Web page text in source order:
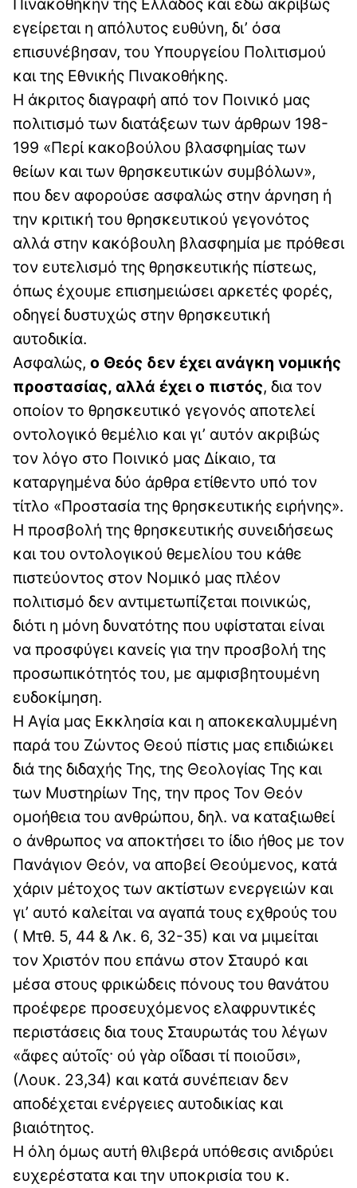
εγείρεται η απόλυτος ευθύνη, δι’ όσα
επισυνέβησαν, του Υπουργείου Πολιτισμού
και της Εθνικής Πινακοθήκης.
Η άκριτος διαγραφή από τον Ποινικό μας
πολιτισμό των διατάξεων των άρθρων 198-
199 «Περί κακοβούλου βλασφημίας των
θείων και των θρησκευτικών συμβόλων»,
που δεν αφορούσε ασφαλώς στην άρνηση ή
την κριτική του θρησκευτικού γεγονότος
αλλά στην κακόβουλη βλασφημία με πρόθεσι
τον ευτελισμό της θρησκευτικής πίστεως,
όπως έχουμε επισημειώσει αρκετές φορές,
οδηγεί δυστυχώς στην θρησκευτική
αυτοδικία.
Ασφαλώς, ο Θεός δεν έχει ανάγκη νομικής
προστασίας, αλλά έχει ο πιστός, δια τον
οποίον το θρησκευτικό γεγονός αποτελεί
οντολογικό θεμέλιο και γι’ αυτόν ακριβώς
τον λόγο στο Ποινικό μας Δίκαιο, τα
καταργημένα δύο άρθρα ετίθεντο υπό τον
τίτλο «Προστασία της θρησκευτικής ειρήνης».
Η προσβολή της θρησκευτικής συνειδήσεως
και του οντολογικού θεμελίου του κάθε
πιστεύοντος στον Νομικό μας πλέον
πολιτισμό δεν αντιμετωπίζεται ποινικώς,
διότι η μόνη δυνατότης που υφίσταται είναι
να προσφύγει κανείς για την προσβολή της
προσωπικότητός του, με αμφισβητουμένη
ευδοκίμηση.
Η Αγία μας Εκκλησία και η αποκεκαλυμμένη
παρά του Ζώντος Θεού πίστις μας επιδιώκει
διά της διδαχής Της, της Θεολογίας Της και
των Μυστηρίων Της, την προς Τον Θεόν
ομοήθεια του ανθρώπου, δηλ. να καταξιωθεί
ο άνθρωπος να αποκτήσει το ίδιο ήθος με τον
Πανάγιον Θεόν, να αποβεί Θεούμενος, κατά
χάριν μέτοχος των ακτίστων ενεργειών και
γι’ αυτό καλείται να αγαπά τους εχθρούς του
( Μτθ. 5, 44 & Λκ. 6, 32-35) και να μιμείται
τον Χριστόν που επάνω στον Σταυρό και
μέσα στους φρικώδεις πόνους του θανάτου
προέφερε προσευχόμενος ελαφρυντικές
περιστάσεις δια τους Σταυρωτάς του λέγων
«ἄφες αὐτοῖς· οὐ γὰρ οἴδασι τί ποιοῦσι»,
(Λουκ. 23,34) και κατά συνέπειαν δεν
αποδέχεται ενέργειες αυτοδικίας και
βιαιότητος.
Η όλη όμως αυτή θλιβερά υπόθεσις ανιδρύει
ευχερέστατα και την υποκρισία του κ.